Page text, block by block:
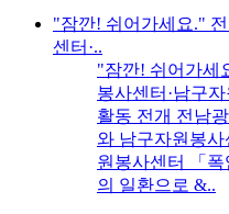
"잠깐! 쉬어가세요."
센터·..
"잠깐! 쉬어가세
봉사센터·남구
활동 전개 전남
와 남구자원봉사
원봉사센터 「폭
의 일환으로 &..